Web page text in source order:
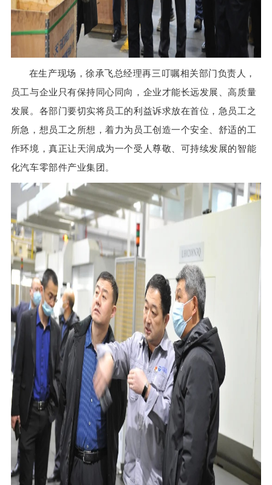
在生产现场，徐承飞总经理再三叮嘱相关部门负责人，
员工与企业只有保持同心同向，企业才能长远发展、高质量
发展。各部门要切实将员工的利益诉求放在首位，急员工之
所急，想员工之所想，着力为员工创造一个安全、舒适的工
作环境，真正让天润成为一个受人尊敬、可持续发展的智能
化汽车零部件产业集团。